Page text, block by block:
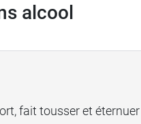
alcool
fait tousser et